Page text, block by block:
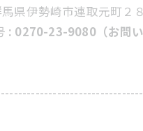
県伊勢崎市連取元町２
: 0270-23-9080（お問い